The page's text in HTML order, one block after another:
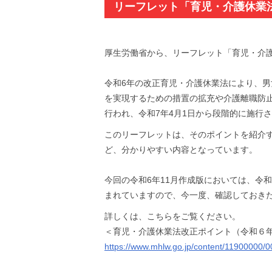
リーフレット「育児・介護休
厚生労働省から、リーフレット「育児・介
令和6年の改正育児・介護休業法により、
を実現するための措置の拡充や介護離職防
行われ、令和7年4月1日から段階的に施行さ
このリーフレットは、そのポイントを紹介
ど、分かりやすい内容となっています。
今回の令和6年11月作成版においては、令
まれていますので、今一度、確認しておき
詳しくは、こちらをご覧ください。
＜育児・介護休業法改正ポイント（令和６
https://www.mhlw.go.jp/content/11900000/